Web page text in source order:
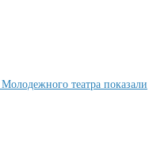
театра показали